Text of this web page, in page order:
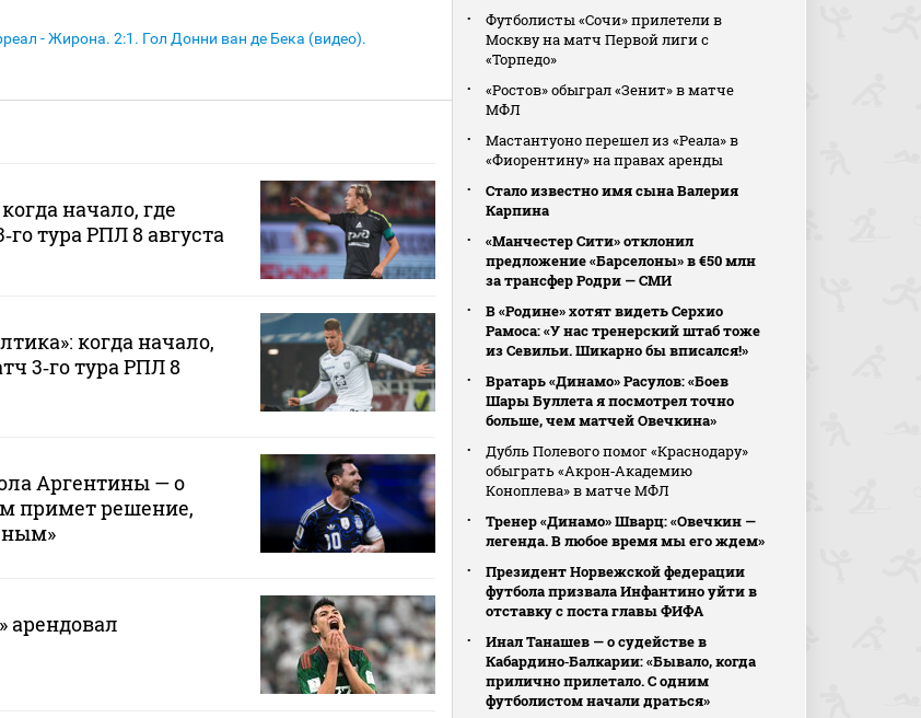
- Жирона. 2:1. Гол Донни ван де Бека (видео).
начало, где
тура РПЛ 8 августа
когда начало,
3‑го тура РПЛ 8
Аргентины — о
примет решение,
арендовал
Футболисты «Сочи» прилетели в
Москву на матч Первой лиги с
«Торпедо»
«Ростов» обыграл «Зенит» в матче
МФЛ
Мастантуоно перешел из «Реала» в
«Фиорентину» на правах аренды
Стало известно имя сына Валерия
Карпина
«Манчестер Сити» отклонил
предложение «Барселоны» в €50 млн
за трансфер Родри — СМИ
В «Родине» хотят видеть Серхио
Рамоса: «У нас тренерский штаб тоже
из Севильи. Шикарно бы вписался!»
Вратарь «Динамо» Расулов: «Боев
Шары Буллета я посмотрел точно
больше, чем матчей Овечкина»
Дубль Полевого помог «Краснодару»
обыграть «Акрон‑Академию
Коноплева» в матче МФЛ
Тренер «Динамо» Шварц: «Овечкин —
легенда. В любое время мы его ждем»
Президент Норвежской федерации
футбола призвала Инфантино уйти в
отставку с поста главы ФИФА
Инал Танашев — о судействе в
Кабардино‑Балкарии: «Бывало, когда
прилично прилетало. С одним
футболистом начали драться»